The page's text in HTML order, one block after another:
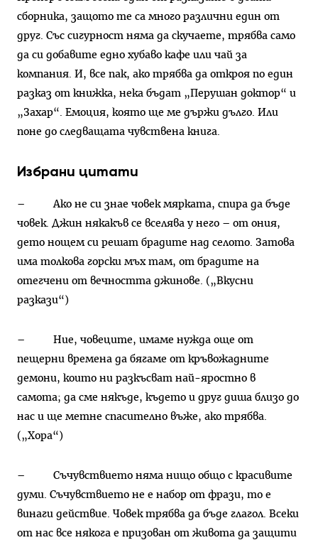
сборника, защото те са много различни един от
друг. Със сигурност няма да скучаете, трябва само
да си добавите едно хубаво кафе или чай за
компания. И, все пак, ако трябва да откроя по един
разказ от книжка, нека бъдат „Перушан доктор“ и
„Захар“. Емоция, която ще ме държи дълго. Или
поне до следващата чувствена книга.
Избрани цитати
– Ако не си знае човек мярката, спира да бъде
човек. Джин някакъв се вселява у него – от ония,
дето нощем си решат брадите над селото. Затова
има толкова горски мъх там, от брадите на
отегчени от вечността джинове. („Вкусни
разкази“)
– Ние, човеците, имаме нужда още от
пещерни времена да бягаме от кръвожадните
демони, които ни разкъсват най-яростно в
самота; да сме някъде, където и друг диша близо до
нас и ще метне спасително въже, ако трябва.
(„Хора“)
– Съчувствието няма нищо общо с красивите
думи. Съчувствието не е набор от фрази, то е
винаги действие. Човек трябва да бъде глагол. Всеки
от нас все някога е призован от живота да защити